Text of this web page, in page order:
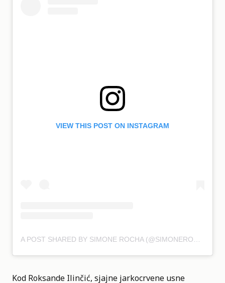
VIEW THIS POST ON INSTAGRAM
Kod Roksande Ilinčić, sjajne jarkocrvene usne